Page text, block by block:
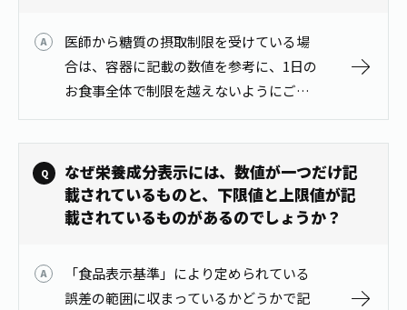
医師から糖質の摂取制限を受けている場
合は、容器に記載の数値を参考に、1日の
お食事全体で制限を越えないようにご注
意ください。 ご心配な場合は、製品をお
持ちの上、かかりつけの医師や薬剤師に
ご相談ください。
なぜ栄養成分表示には、数値が一つだけ記
載されているものと、下限値と上限値が記
載されているものがあるのでしょうか？
「食品表示基準」により定められている
誤差の範囲に収まっているかどうかで記